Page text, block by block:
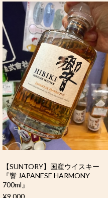
【SUNTORY】国産ウイスキー
『響 JAPANESE HARMONY
700ml』